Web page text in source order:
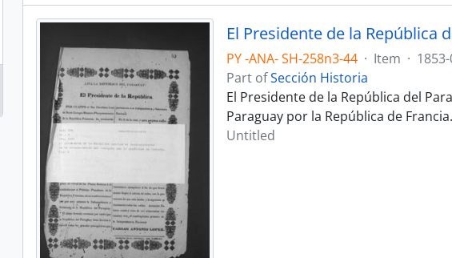
PY -ANA- SH-258n3-44 · Item ·
Part ofSección Historia
El Presidente de la República del
Paraguay por la República de Francia.
Untitled